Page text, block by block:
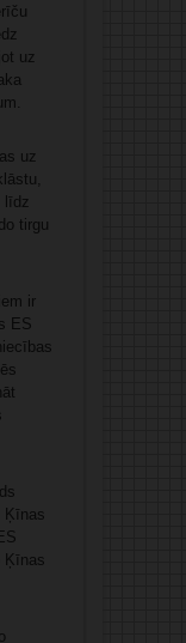
uz
uz
līdz
tirgu
ir
ES
Ķīnas
Ķīnas